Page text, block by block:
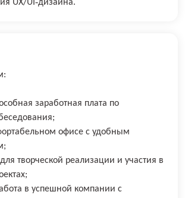
UX/UI‑дизайна.
заработная плата по
офисе с удобным
творческой реализации и участия в
в успешной компании с